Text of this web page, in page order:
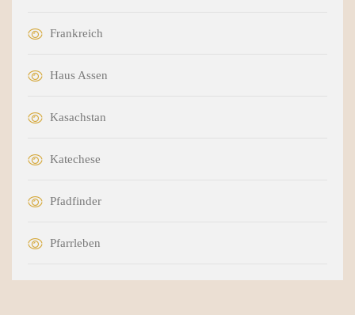
Frankreich
Haus Assen
Kasachstan
Katechese
Pfadfinder
Pfarrleben